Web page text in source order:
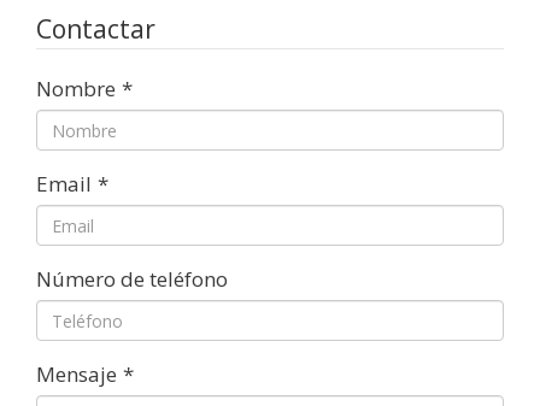
Contactar
Nombre *
Email *
Número de teléfono
Mensaje *